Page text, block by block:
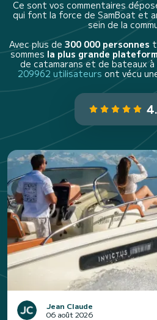
Ce sont vos commentaires
qui font la force de SamBoat et
sein de la
Avec plus de 300 000 personnes
sommes la plus grande
de catamarans et de bateaux à
209962 utilisateurs ont vécu
Jean Claude
06 août 2026